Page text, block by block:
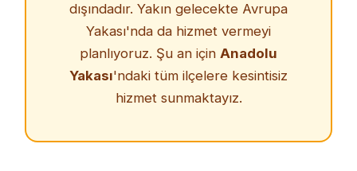
dışındadır. Yakın gelecekte Avrupa
Yakası'nda da hizmet vermeyi
planlıyoruz. Şu an için Anadolu
Yakası'ndaki tüm ilçelere kesintisiz
hizmet sunmaktayız.